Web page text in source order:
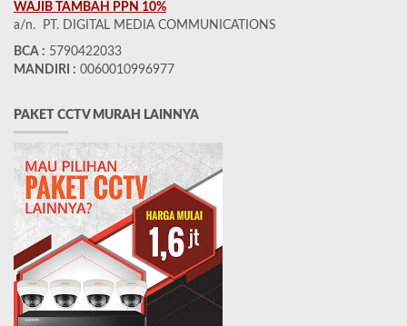
WAJIB TAMBAH PPN 10%
a/n. PT. DIGITAL MEDIA COMMUNICATIONS
BCA : 5790422033
MANDIRI : 0060010996977
PAKET CCTV MURAH LAINNYA